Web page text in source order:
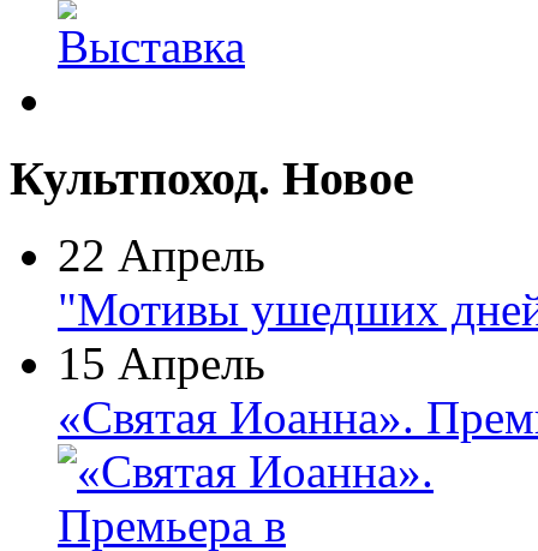
Культпоход. Новое
22 Апрель
"Мотивы ушедших
15 Апрель
«Святая Иоанна».